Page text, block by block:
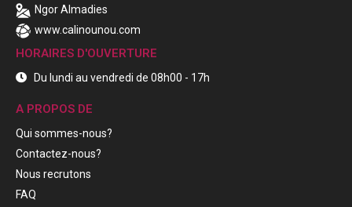
Ngor Almadies
www.calinounou.com
HORAIRES D'OUVERTURE
Du lundi au vendredi de 08h00 - 17h
A PROPOS DE
Qui sommes-nous?
Contactez-nous?
Nous recrutons
FAQ